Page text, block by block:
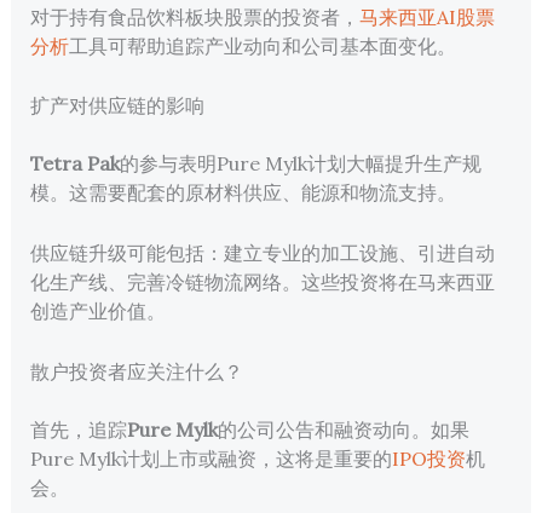
对于持有食品饮料板块股票的投资者， 马来西亚AI股票
分析工具可帮助追踪产业动向和公司基本面变化。
扩产对供应链的影响
Tetra Pak的参与表明Pure Mylk计划大幅提升生产规
模。这需要配套的原材料供应、能源和物流支持。
供应链升级可能包括：建立专业的加工设施、引进自动
化生产线、完善冷链物流网络。这些投资将在马来西亚
创造产业价值。
散户投资者应关注什么？
首先，追踪Pure Mylk的公司公告和融资动向。如果
Pure Mylk计划上市或融资，这将是重要的IPO投资机
会。